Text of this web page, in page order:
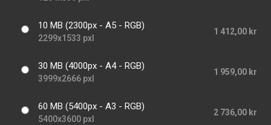
10 MB (2300px - A5 - RGB)
2299x1533 pxl
1 412,00 kr
30 MB (4000px - A4 - RGB)
3999x2666 pxl
1 959,00 kr
60 MB (5400px - A3 - RGB)
5400x3600 pxl
2 736,00 kr